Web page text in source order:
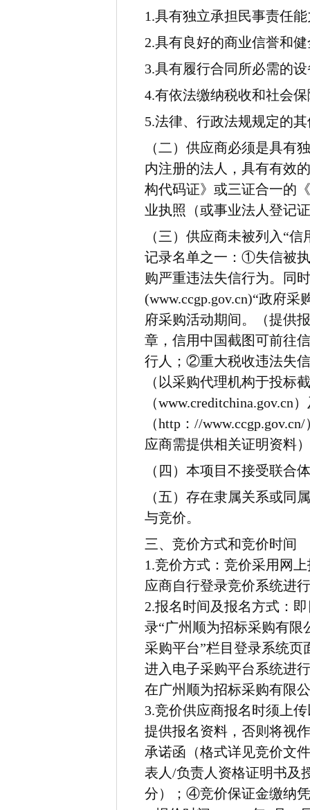
1.具有独立承担民事责任
2.具有良好的商业信誉和
3.具有履行合同所必需的
4.有依法缴纳税收和社会
5.法律、行政法规规定的
（二）供应商必须是具有
内注册的法人，具有有效
构代码证》或三证合一的
业执照（或事业法人登记
（三）供应商未被列入“
记录名单之一：①失信被
购严重违法失信行为。同
(www.ccgp.gov.cn)“政府
府采购活动期间。（提供
章，信用中国截图可前往
行人；②重大税收违法失
（以采购代理机构于投标
（www.creditchina.gov.cn
（http：//
应商需提供相关证明资料
（四）本项目不接受联合
（五）存在隶属关系或同
与竞价。
三、竞价方式和竞价时间
1.竞价方式：竞价采用网
应商自行登录竞价系统进
2.报名时间及报名方式：
录“广州顺为招标采购有限
采购平台”栏目登录系统页
进入 电子采购平台系统进
在广州顺为招标采购有限
3.竞价供应商报名时须上
提供报名资料，否则将视
承诺函（格式详见竞价文
表人/负责人资格证明书及
分）；④竞价保证金缴纳